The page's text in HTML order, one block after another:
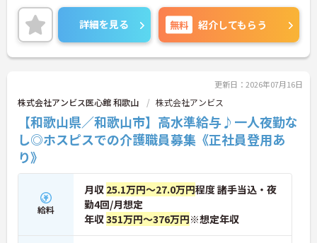
バランスを保ちながらご勤務いただけます。また、
マイカー通勤が可能です。無料駐車場が完備されて
おり、通勤が苦になりません。
ご興味のある方には、面接対策ポイントなど、さら
に詳細をご案内しますのでお気軽にご相談くださ
詳細を見る 無料 紹介してもらう
更新日：2026年07月16日
株式会社アンビス医心館 和歌山 株式会社アンビス
【和歌山県／和歌山市】高水準給与♪一人夜勤な
し◎ホスピスでの介護職員募集《正社員登用あ
り》
給料
月収 25.1万円～27.0万円程度 諸手当込・夜
勤4回/月想定
年収351万円～376万円※想定年収